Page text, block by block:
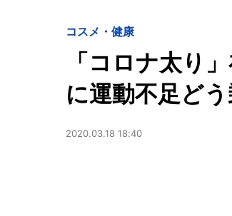
コスメ・健康
「コロナ太り
に運動不足ど
2020.03.18 18:40